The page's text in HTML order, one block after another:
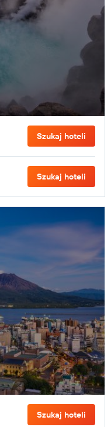
Szukaj hoteli
Szukaj hoteli
Szukaj hoteli